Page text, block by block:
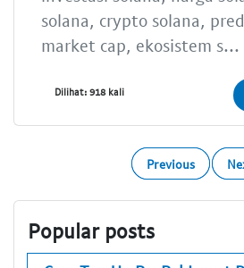
solana, crypto solana,
market cap, ekosistem s...
Dilihat: 918 kali
Previous
Popular posts